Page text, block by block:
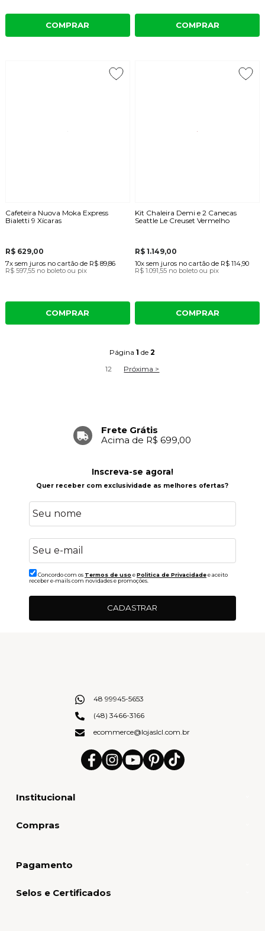
COMPRAR COMPRAR
Cafeteira Nuova Moka Express
Bialetti 9 Xícaras
R$ 629,00
7x sem juros no cartãode R$ 89,86
R$ 597,55 no boleto ou pix
COMPRAR
Kit Chaleira Demi e 2 Canecas
Seattle Le Creuset Vermelho
R$ 1.149,00
10x sem juros no cartão de R$ 114,90
R$ 1.091,55 no boleto ou pix
COMPRAR
Página1 de2
12 Próxima >
Frete Grátis
Acima de R$ 699,00
Inscreva-se agora!
Quer receber com exclusividade as melhores ofertas?
Concordo com os Termos de uso ePolitica de Privacidadee aceito
receber e-mails com novidades e promoções.
CADASTRAR
Institucional
Compras
48 99945-5653
(48) 3466-3166
ecommerce@lojaslcl.com.br
Pagamento
Selos e Certificados